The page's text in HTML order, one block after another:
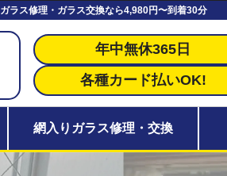
ガラス修理・ガラス交換なら4,980円〜到着30分
年中無休365日
各種カード払いOK!
網入りガラス修理・交換